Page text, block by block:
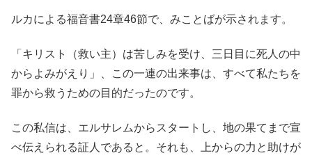
ルカによる福音書24章46節で、みことばが示されます。
「キリスト（救い主）は苦しみを受け、三日目に死人の中
からよみがえり」、この一連の出来事は、すべて私たちを
罪から救うための目的だったのです。
この私信は、エルサレムからスタートし、地の果てまで宣
べ伝えられる証人であると。それも、上からの力と助けが